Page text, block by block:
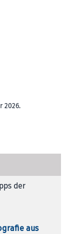
2026.
der
aus